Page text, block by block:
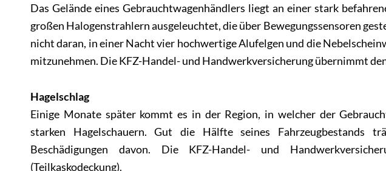
Das Gelände eines Gebrauchtwagenhändlers liegt an einer stark
großen Halogenstrahlern ausgeleuchtet, die über Bewegungssensoren
nicht daran, in einer Nacht vier hochwertige Alufelgen und die
mitzunehmen. Die KFZ-Handel- und Handwerkversicherung übernimmt
Hagelschlag
Einige Monate später kommt es in der Region, in welcher der
starken Hagelschauern. Gut die Hälfte seines Fahrzeugbestands
Beschädigungen davon. Die KFZ-Handel- und
(Teilkaskodeckung).